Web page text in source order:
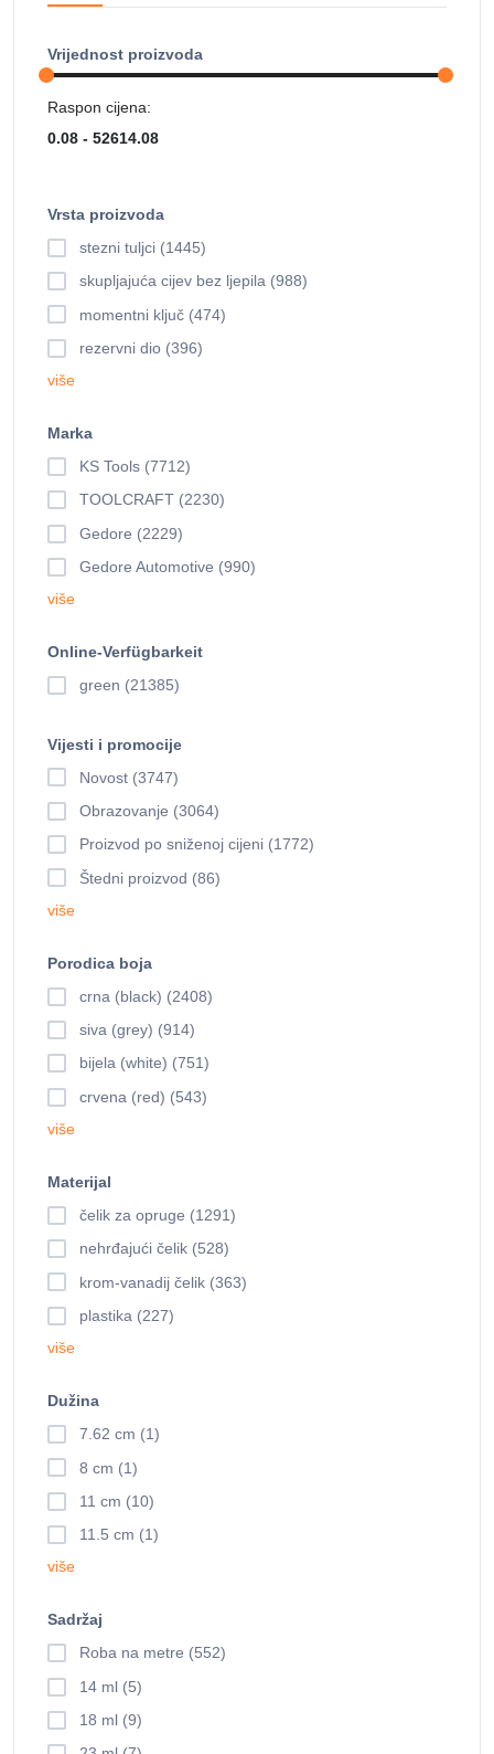
Vrijednost proizvoda
Raspon cijena:
Vrsta proizvoda
stezni tuljci (1445)
skupljajuća cijev bez ljepila (988)
momentni ključ (474)
rezervni dio (396)
više
Marka
KS Tools (7712)
TOOLCRAFT (2230)
Gedore (2229)
Gedore Automotive (990)
više
Online-Verfügbarkeit
green (21385)
Vijesti i promocije
Novost (3747)
Obrazovanje (3064)
Proizvod po sniženoj cijeni (1772)
Štedni proizvod (86)
više
Porodica boja
crna (black) (2408)
siva (grey) (914)
bijela (white) (751)
crvena (red) (543)
više
Materijal
čelik za opruge (1291)
nehrđajući čelik (528)
krom-vanadij čelik (363)
plastika (227)
više
Dužina
7.62 cm (1)
8 cm (1)
11 cm (10)
11.5 cm (1)
više
Sadržaj
Roba na metre (552)
14 ml (5)
18 ml (9)